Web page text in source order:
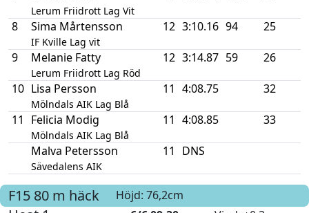
Lerum Friidrott Lag Vit
8 Sima Mårtensson
IF Kville Lag vit
12 3:10.16 94 25
9 Melanie Fatty
Lerum Friidrott Lag Röd
12 3:14.87 59 26
10 Lisa Persson
Mölndals AIK Lag Blå
11 4:08.75 32
11 Felicia Modig
Mölndals AIK Lag Blå
11 4:08.85 33
Malva Petersson
Sävedalens AIK
11 DNS
F15 80 m häck Höjd: 76,2cm